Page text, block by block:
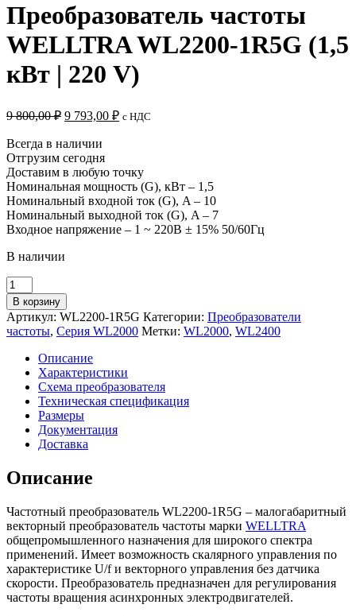
Преобразователь частоты
WELLTRA WL2200-1R5G (1,5
кВт | 220 V)
9 800,00₽ Первоначальная
составляла
9
800,00 ₽.
9 793,00 ₽Текущая
цена:
c НДС
Всегда в наличии
Отгрузим сегодня
Доставим в любую точку
Номинальная мощность (G), кВт – 1,5
Номинальный входной ток (G), A – 10
Номинальный выходной ток (G), A – 7
Входное напряжение – 1 ~ 220B ± 15% 50/60Гц
В наличии
Количество
товара
Преобразователь
частоты
WELLTRA
WL2200-
1R5G
кВт
В корзину
Артикул: WL2200-1R5G Категории: Преобразователи
частоты, Серия WL2000 Метки: WL2000, WL2400
Описание
Характеристики
Схема преобразователя
Техническая спецификация
Размеры
Документация
Доставка
Описание
Частотный преобразователь WL2200-1R5G – малогабаритный
векторный преобразователь частоты марки WELLTRA
общепромышленного назначения для широкого спектра
применений. Имеет возможность скалярного управления по
характеристике U/f и векторного управления без датчика
скорости. Преобразователь предназначен для регулирования
частоты вращения асинхронных электродвигателей.